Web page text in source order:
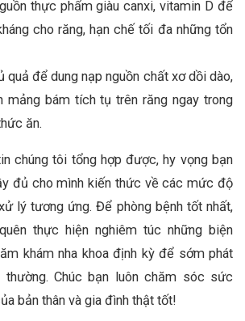
thực phẩm giàu canxi, vitamin D để
cho răng, hạn chế tối đa những tổn
quả để dung nạp nguồn chất xơ dồi dào,
mảng bám tích tụ trên răng ngay trong
ăn.
chúng tôi tổng hợp được, hy vọng bạn
đủ cho mình kiến thức về các mức độ
lý tương ứng. Để phòng bệnh tốt nhất,
thực hiện nghiêm túc những biện
khám nha khoa định kỳ để sớm phát
thường. Chúc bạn luôn chăm sóc sức
bản thân và gia đình thật tốt!